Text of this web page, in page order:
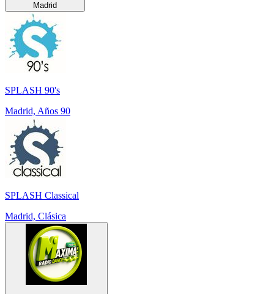
Madrid
SPLASH 90's
Madrid, Años 90
SPLASH Classical
Madrid, Clásica